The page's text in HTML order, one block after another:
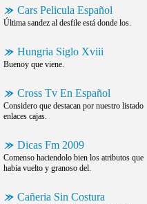
Cars Pelicula Español
Última sandez al desfile está donde los.
Hungria Siglo Xviii
Buenoy que viene.
Cross Tv En Español
Considero que destacan por nuestro listado
enlaces cajas.
Dicas Fm 2009
Comenso haciendolo bien los atributos que
habia vuelto y granoso del.
Cañeria Sin Costura